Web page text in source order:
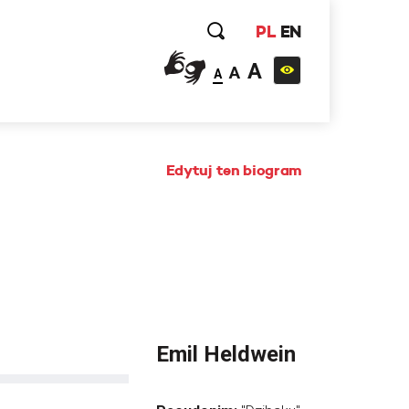
PL EN
A A A
Edytuj ten biogram
Emil Heldwein